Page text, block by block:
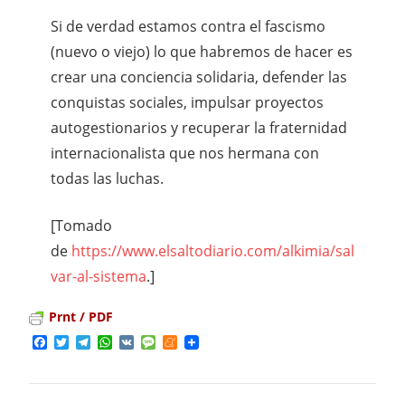
Si de verdad estamos contra el fascismo
(nuevo o viejo) lo que habremos de hacer es
crear una conciencia solidaria, defender las
conquistas sociales, impulsar proyectos
autogestionarios y recuperar la fraternidad
internacionalista que nos hermana con
todas las luchas.
[Tomado
de https://www.elsaltodiario.com/alkimia/sal
var-al-sistema.]
Prnt / PDF
Facebook
TwitterTelegram
WhatsApp
VK MessageMeneame